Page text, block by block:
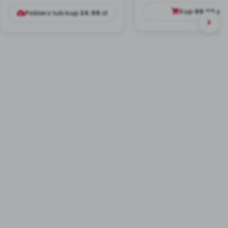
Pobierz lub kup24.99zł Kup99.00zł